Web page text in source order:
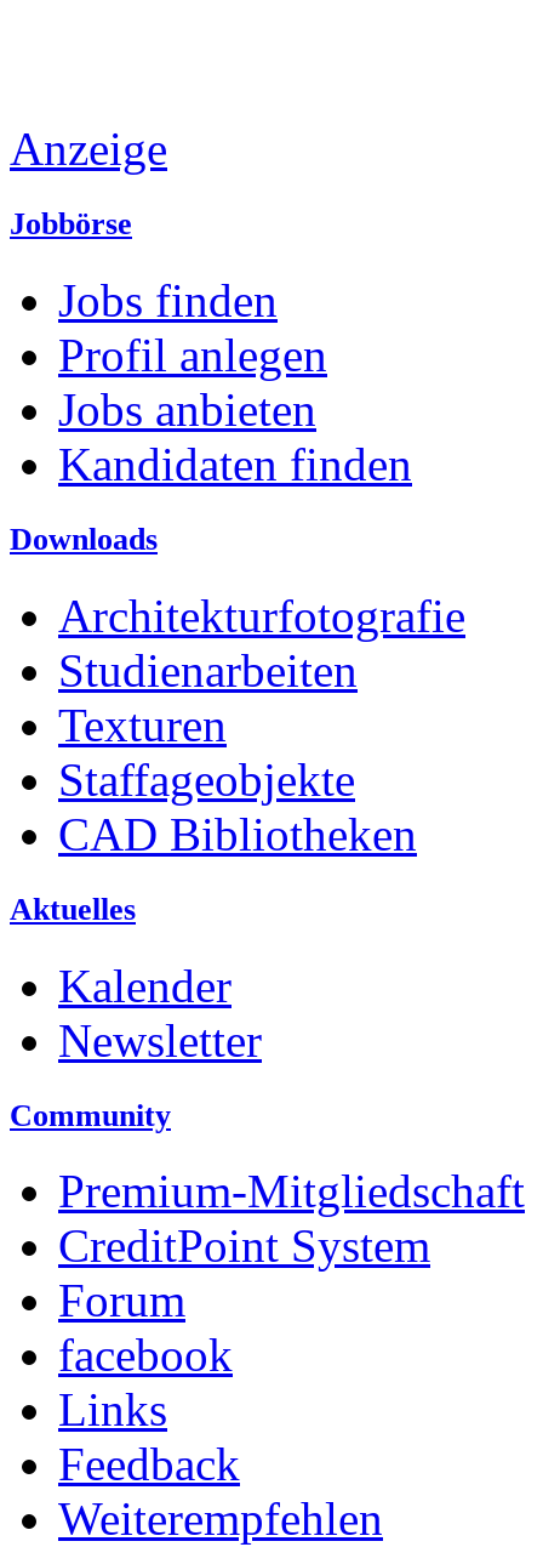
Anzeige
Jobbörse
Jobs finden
Profil anlegen
Jobs anbieten
Kandidaten finden
Downloads
Architekturfotografie
Studienarbeiten
Texturen
Staffageobjekte
CAD Bibliotheken
Aktuelles
Kalender
Newsletter
Community
Premium-Mitgliedschaft
CreditPoint System
Forum
facebook
Links
Feedback
Weiterempfehlen